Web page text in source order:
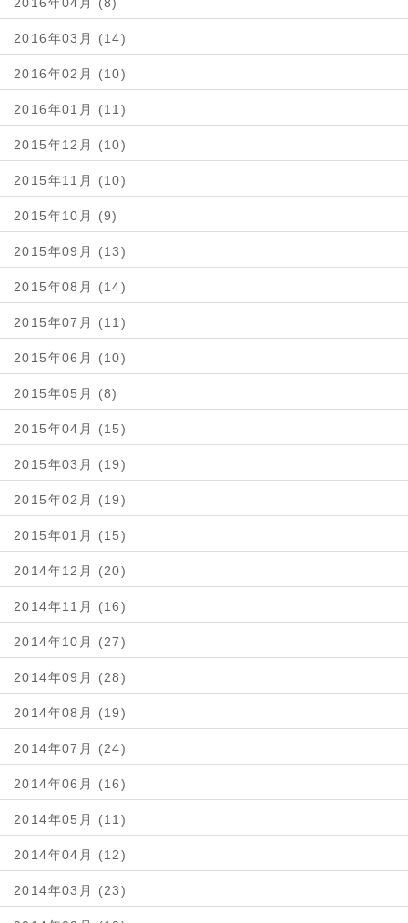
2016年03月 (14)
2016年02月 (10)
2016年01月 (11)
2015年12月 (10)
2015年11月 (10)
2015年10月 (9)
2015年09月 (13)
2015年08月 (14)
2015年07月 (11)
2015年06月 (10)
2015年05月 (8)
2015年04月 (15)
2015年03月 (19)
2015年02月 (19)
2015年01月 (15)
2014年12月 (20)
2014年11月 (16)
2014年10月 (27)
2014年09月 (28)
2014年08月 (19)
2014年07月 (24)
2014年06月 (16)
2014年05月 (11)
2014年04月 (12)
2014年03月 (23)